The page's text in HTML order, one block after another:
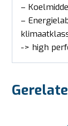
–
–
-> high